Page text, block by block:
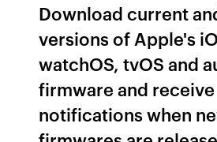
Download current
versions of Apple's
watchOS, tvOS and
firmware and receive
notifications when